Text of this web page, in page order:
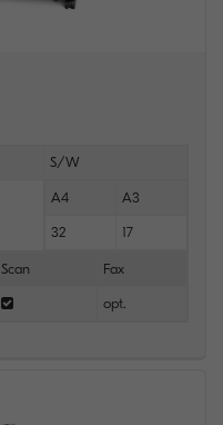
S/W
A4 A3
32 17
Scan Fax
opt.